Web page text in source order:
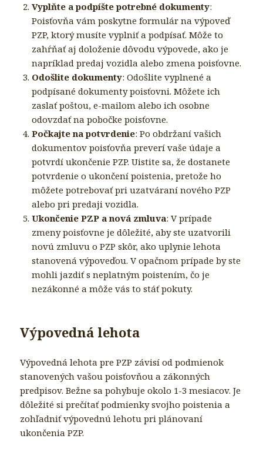
Vyplňte a podpíšte potrebné dokumenty:
Poisťovňa vám poskytne formulár na výpoveď
PZP, ktorý musíte vyplniť a podpísať. Môže to
zahŕňať aj doloženie dôvodu výpovede, ako je
napríklad predaj vozidla alebo zmena poisťovne.
Odošlite dokumenty: Odošlite vyplnené a
podpísané dokumenty poisťovni. Môžete ich
zaslať poštou, e-mailom alebo ich osobne
odovzdať na pobočke poisťovne.
Počkajte na potvrdenie: Po obdržaní vašich
dokumentov poisťovňa preverí vaše údaje a
potvrdí ukončenie PZP. Uistite sa, že dostanete
potvrdenie o ukončení poistenia, pretože ho
môžete potrebovať pri uzatváraní nového PZP
alebo pri predaji vozidla.
Ukončenie PZP a nová zmluva: V prípade
zmeny poisťovne je dôležité, aby ste uzatvorili
novú zmluvu o PZP skôr, ako uplynie lehota
stanovená výpoveďou. V opačnom prípade by ste
mohli jazdiť s neplatným poistením, čo je
nezákonné a môže vás to stáť pokuty.
Výpovedná lehota
Výpovedná lehota pre PZP závisí od podmienok
stanovených vašou poisťovňou a zákonných
predpisov. Bežne sa pohybuje okolo 1-3 mesiacov. Je
dôležité si prečítať podmienky svojho poistenia a
zohľadniť výpovednú lehotu pri plánovaní
ukončenia PZP.